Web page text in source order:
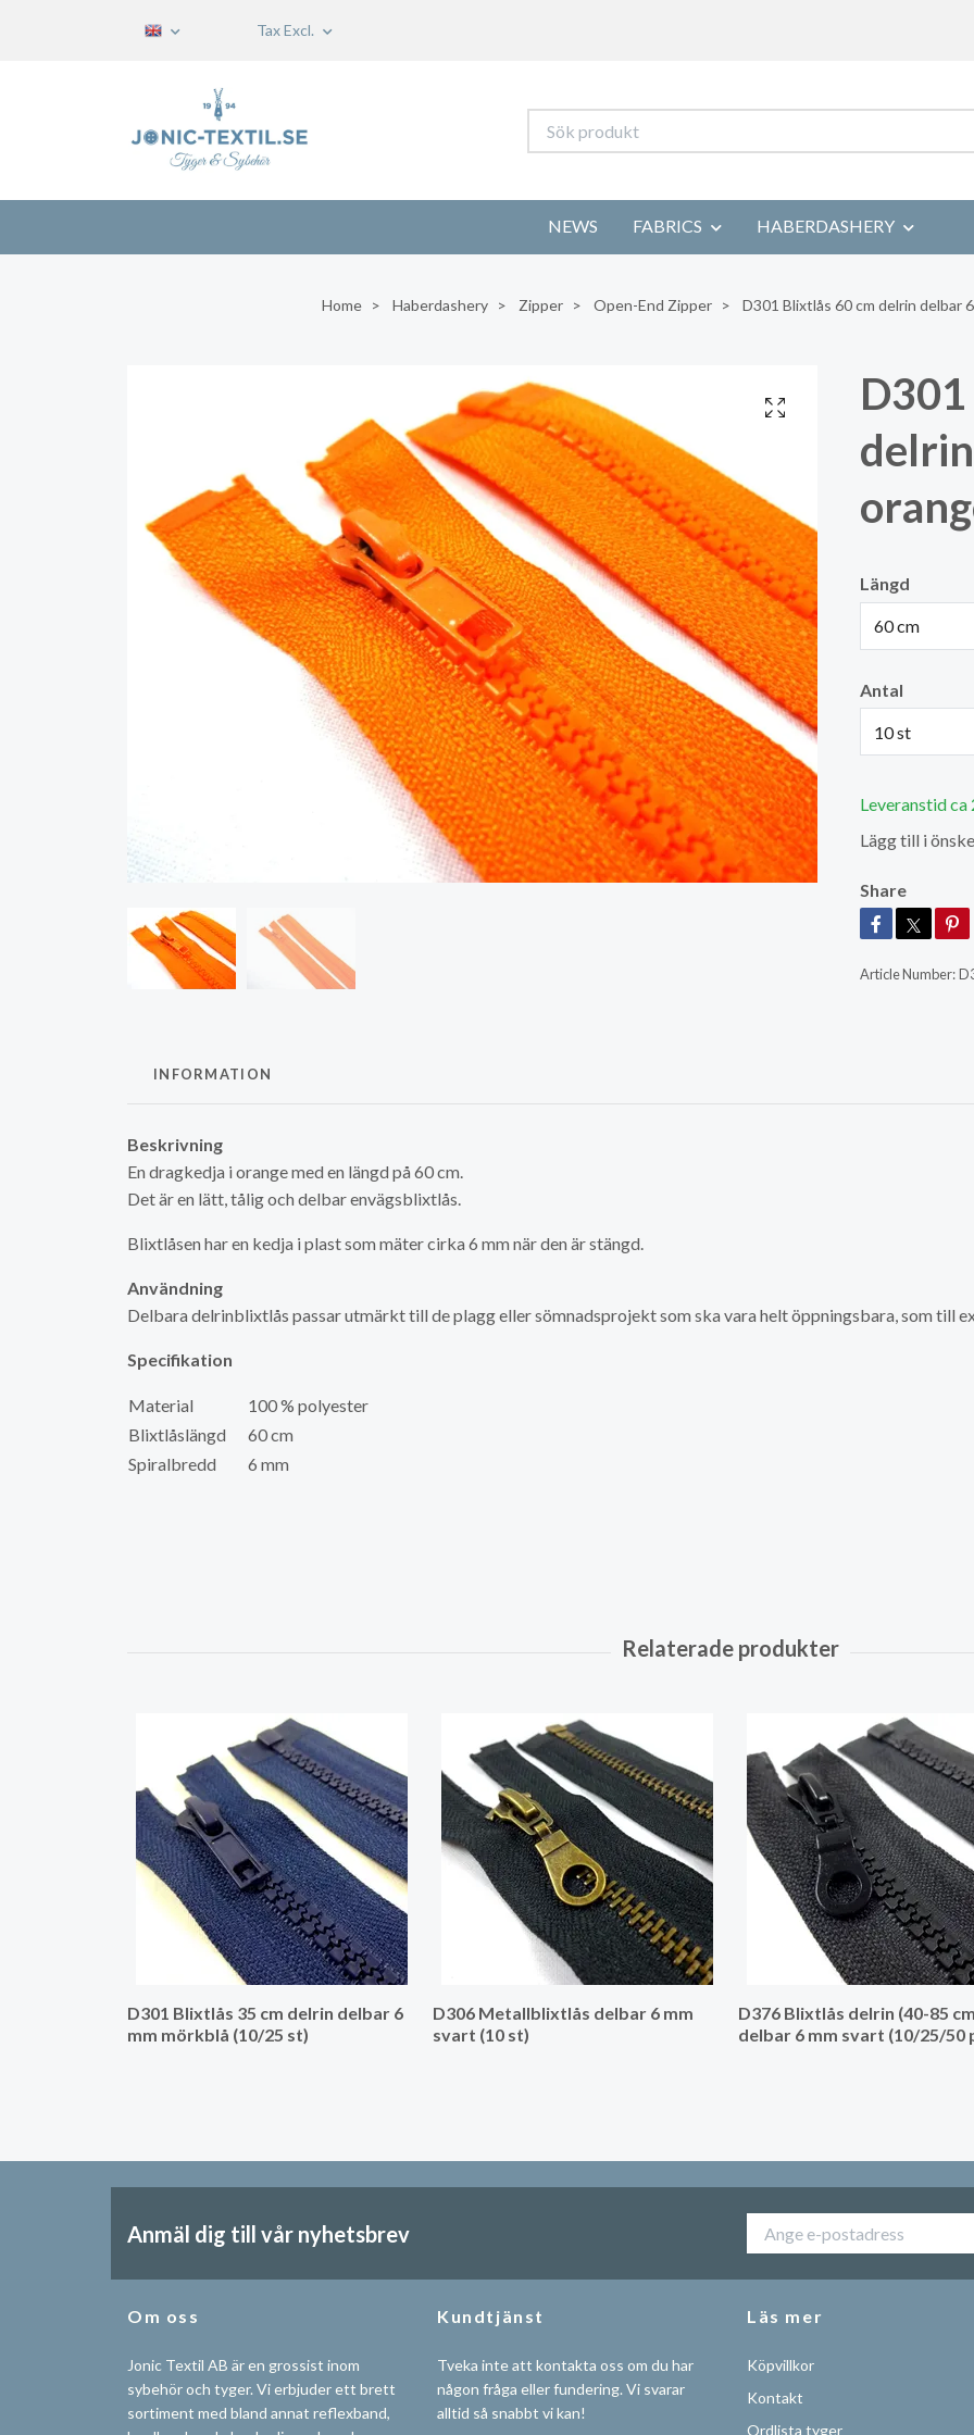
Tax Excl.
NEWS FABRICS HABERDASHERY
Home Haberdashery Zipper Open-End Zipper D301 Blixtlås 60 cm delrin delbar
Längd
60 cm
Antal
10 st
Leveranstid ca
Lägg till i
Share
Article Number:
INFORMATION
Beskrivning
En dragkedja i orange med en längd på 60 cm.
Det är en lätt, tålig och delbar envägsblixtlås.
Blixtlåsen har en kedja i plast som mäter cirka 6 mm när den är stängd.
Användning
Delbara delrinblixtlås passar utmärkt till de plagg eller sömnadsprojekt som ska vara helt öppningsbara, som till
Specifikation
Material
100 % polyester
Blixtlåslängd
60 cm
Spiralbredd
6 mm
D301 Blixtlås 35 cm delrin delbar 6
mm mörkblå (10/25 st)
D306 Metallblixtlås delbar 6 mm
svart (10 st)
D376 Blixtlås delrin (40-85
delbar 6 mm svart (10/25/50
Anmäl dig till vår nyhetsbrev
Om oss
Jonic Textil AB är en grossist inom
sybehör och tyger. Vi erbjuder ett brett
sortiment med bland annat reflexband,
Kundtjänst
Tveka inte att kontakta oss om du har
någon fråga eller fundering. Vi svarar
alltid så snabbt vi kan!
Läs mer
Köpvillkor
Kontakt
Ordlista tyger